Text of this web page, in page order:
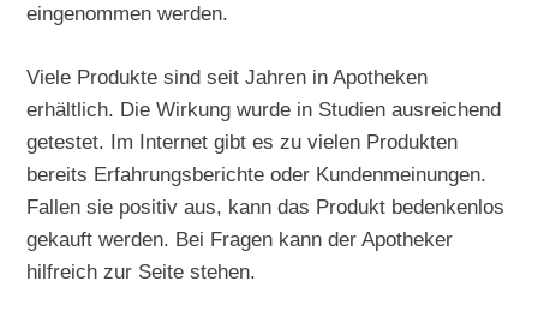
eingenommen werden.
Viele Produkte sind seit Jahren in Apotheken
erhältlich. Die Wirkung wurde in Studien ausreichend
getestet. Im Internet gibt es zu vielen Produkten
bereits Erfahrungsberichte oder Kundenmeinungen.
Fallen sie positiv aus, kann das Produkt bedenkenlos
gekauft werden. Bei Fragen kann der Apotheker
hilfreich zur Seite stehen.